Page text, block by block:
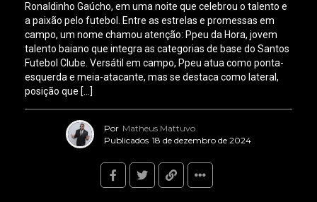
Ronaldinho Gaúcho, em uma noite que celebrou o talento e
a paixão pelo futebol. Entre as estrelas e promessas em
campo, um nome chamou atenção: Ppeu da Hora, jovem
talento baiano que integra as categorias de base do Santos
Futebol Clube. Versátil em campo, Ppeu atua como ponta-
esquerda e meia-atacante, mas se destaca como lateral,
posição que […]
Por Matheus Mattuvo
Publicados 18 de dezembro de 2024